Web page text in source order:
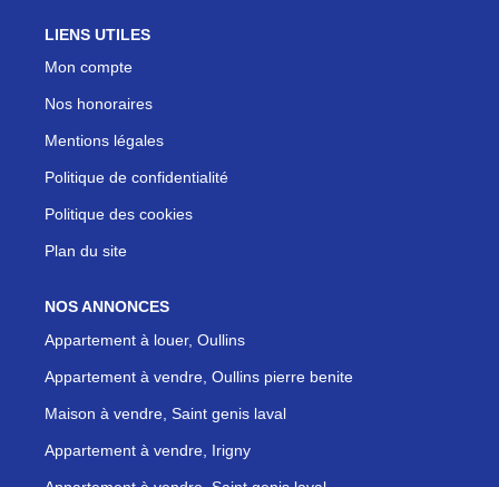
LIENS UTILES
Mon compte
Nos honoraires
Mentions légales
Politique de confidentialité
Politique des cookies
Plan du site
NOS ANNONCES
Appartement à louer, Oullins
Appartement à vendre, Oullins pierre benite
Maison à vendre, Saint genis laval
Appartement à vendre, Irigny